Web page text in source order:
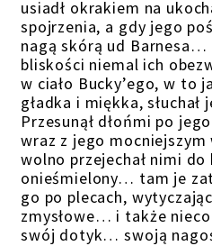
usiadł okrakiem na
spojrzenia, a gdy jego
nagą skórą ud Barnesa…
bliskości niemal ich
w ciało Bucky’ego, w to
gładka i miękka, słuchał
Przesunął dłońmi po
wraz z jego
wolno przejechał nimi
onieśmielony… tam je
go po plecach,
zmysłowe… i także
swój dotyk… swoją